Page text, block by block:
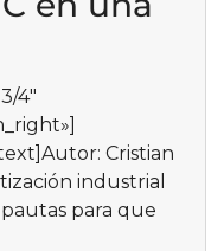
4″
Cristian
industrial
para que